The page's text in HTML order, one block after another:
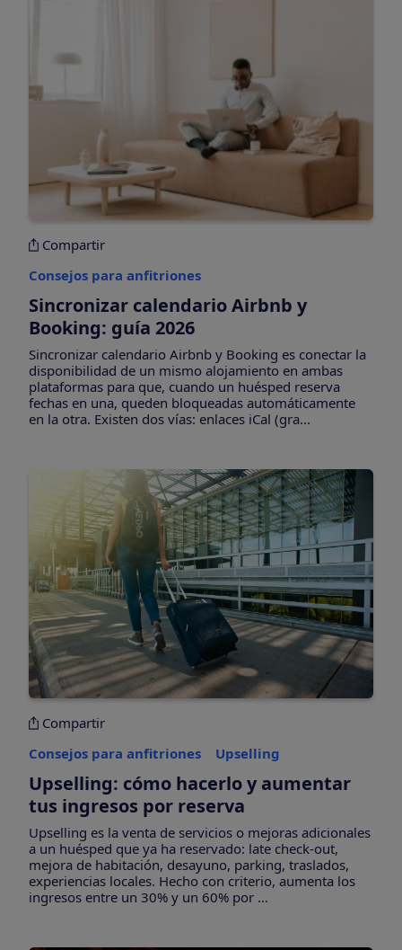
Compartir
Consejos para anfitriones
Sincronizar calendario Airbnb y
Booking: guía 2026
Sincronizar calendario Airbnb y Booking es conectar la
disponibilidad de un mismo alojamiento en ambas
plataformas para que, cuando un huésped reserva
fechas en una, queden bloqueadas automáticamente
en la otra. Existen dos vías: enlaces iCal (gra...
Compartir
Consejos para anfitriones
Upselling
Upselling: cómo hacerlo y aumentar
tus ingresos por reserva
Upselling es la venta de servicios o mejoras adicionales
a un huésped que ya ha reservado: late check-out,
mejora de habitación, desayuno, parking, traslados,
experiencias locales. Hecho con criterio, aumenta los
ingresos entre un 30% y un 60% por ...